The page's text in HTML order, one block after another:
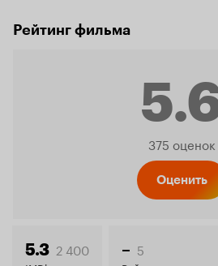
Рейтинг фильма
375 оценок
Оценить
5.3 2 400 – 5